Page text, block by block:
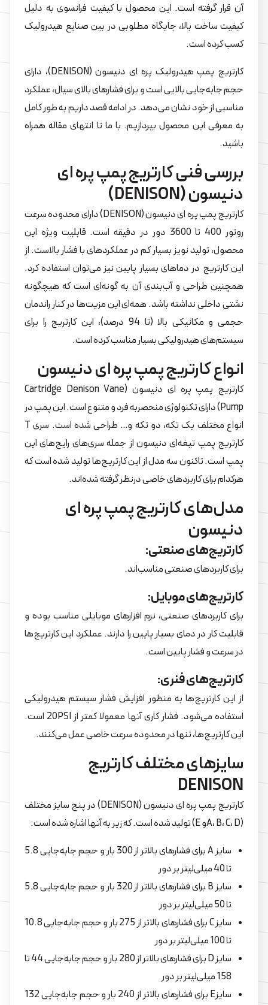
آن قرار گرفته است. این محصول با کیفیت فرانسوی به دلیل
کیفیت ساخت بالا، جایگاه مطلوبی در بین صنایع هیدرولیک
کسب کرده است.
کارتریج پمپ هیدرولیک پره ای دنیسون (DENISON)، دارای
حجم جابه‌جایی بالایی است و برای فشارهای بالای سیال، عملکرد
مناسبی از خود نشان می‌دهد. در ادامه قصد داریم به طور کامل
به معرفی این محصول بپردازیم. با ما تا انتهای مقاله همراه
باشید.
بررسی فنی کارتریج پمپ پره ای
دنیسون (DENISON)
کارتریج پمپ پره ای دنیسون (DENISON) دارای محدوده سرعت
روتور 400 تا 3600 دور در دقیقه است. قابلیت ویژه این
محصول، تولید نویز بسیار کم در عملکردهای با فشار بالاست. از
این کارتریج در دماهای بسیار پایین نیز می‌توان استفاده کرد.
همچنین طراحی و آب‌بندی آن به گونه‌ای است که هیچگونه
نشتی داخلی نداشته باشد. همه‌ای این مزیت‌ها در کنار راندمان
حجمی و مکانیکی بالا (تا 94 درصد)، این کارتریج را برای
سیستم‌های هیدرولیکی بسیار مناسب کرده است.
انواع کارتریج پمپ پره ای دنیسون
کارتریج پمپ پره ای دنیسون (Cartridge Denison Vane
Pump) دارای تکنولوژی منحصربه فرد و متنوع است. این پمپ در
انواع مختلف یک تکه، دو تکه و… طراحی شده است. سری T
کارتریج پمپ تیغه‌ای دنیسون از جمله سری‌های رایج‌های این
پمپ است. تاکنون سه مدل از این کارتریج‌ها تولید شده است که
هرکدام برای کاربردهای خاصی درنظر گرفته شده‌اند.
مدل‌های کارتریج پمپ پره ای
دنیسون
کارتریج‌های صنعتی:
برای کاربردهای صنعتی مناسب‌اند.
کارتریج‌های موبایل:
برای کاربردهای صنعتی، نرم افزارهای موبایلی مناسب بوده و
قابلیت کار در دمای بسیار پایین را دارند. عملکرد این کارتریج‌ها
در سرعت و فشار پایین است.
کارتریج‌های فنری:
از این کارتریج‌ها به منظور افزایش فشار سیستم هیدرولیکی
استفاده می‌شود. فشار کاری آنها معمولا کمتر از 20PSI است.
این کارتریج‌ها، تنها در محدوده سرعت خاصی عمل می‌کنند.
سایزهای مختلف کارتریج
DENISON
کارتریج پمپ پره ای دنیسون (DENISON) در پنج سایز مختلف
(A، B، C، Dو E) تولید شده است. که زیر به آنها اشاره شده است:
سایز A برای فشارهای بالاتر از 300 بار و حجم جابه‌جایی 5.8
تا 40 میلی‌لیتر بر دور
سایز B برای فشارهای بالاتر از 320 بار و حجم جابه‌جایی 5.8
تا 50 میلی‌لیتر بر دور
سایز C برای فشارهای بالاتر از 275 بار و حجم جابه‌جایی 10.8
تا 100 میلی‌لیتر بر دور
سایز D برای فشارهای بالاتر از 280 بار و حجم جابه‌جایی 44 تا
158 میلی‌لیتر بر دور
سایزE برای فشارهای بالاتر از 240 بار و حجم جابه‌جایی 132